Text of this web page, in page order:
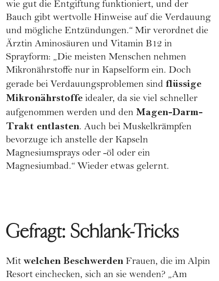
wie gut die Entgiftung funktioniert, und der
Bauch gibt wertvolle Hinweise auf die Verdauung
und mögliche Entzündungen.“ Mir verordnet die
Ärztin Aminosäuren und Vitamin B12 in
Sprayform: „Die meisten Menschen nehmen
Mikronährstoffe nur in Kapselform ein. Doch
gerade bei Verdauungsproblemen sind flüssige
Mikronährstoffe idealer, da sie viel schneller
aufgenommen werden und den Magen-Darm-
Trakt entlasten. Auch bei Muskelkrämpfen
bevorzuge ich anstelle der Kapseln
Magnesiumsprays oder -öl oder ein
Magnesiumbad.“ Wieder etwas gelernt.
Gefragt: Schlank-Tricks
Mit welchen Beschwerden Frauen, die im Alpin
Resort einchecken, sich an sie wenden? „Am